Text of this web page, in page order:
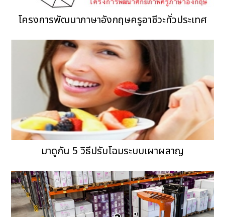
โครงการพัฒนาภาษาอังกฤษครูอาชีวะทั่วประเทศ
มาดูกัน 5 วิธีปรับโฉมระบบเผาผลาญ